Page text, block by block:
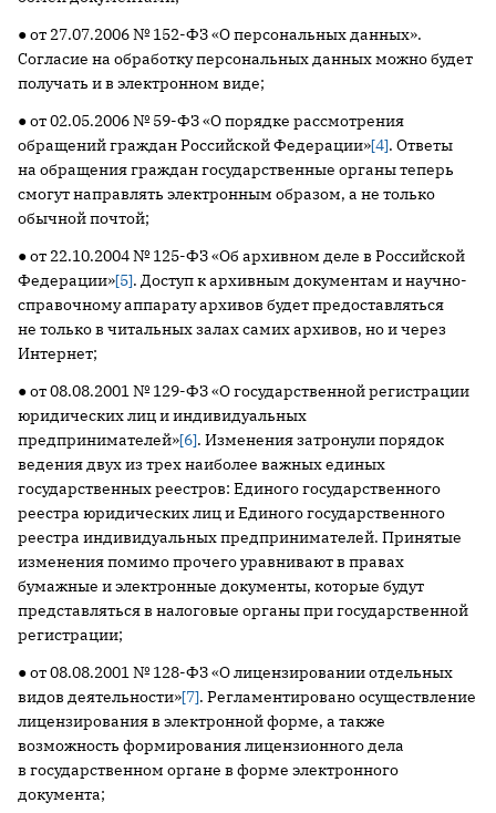
● от 27.07.2006 № 152-ФЗ «О персональных данных».
Согласие на обработку персональных данных можно будет
получать и в электронном виде;
● от 02.05.2006 № 59-ФЗ «О порядке рассмотрения
обращений граждан Российской Федерации»[4]. Ответы
на обращения граждан государственные органы теперь
смогут направлять электронным образом, а не только
обычной почтой;
● от 22.10.2004 № 125-ФЗ «Об архивном деле в Российской
Федерации»[5]. Доступ к архивным документам и научно-
справочному аппарату архивов будет предоставляться
не только в читальных залах самих архивов, но и через
Интернет;
● от 08.08.2001 № 129-ФЗ «О государственной регистрации
юридических лиц и индивидуальных
предпринимателей»[6]. Изменения затронули порядок
ведения двух из трех наиболее важных единых
государственных реестров: Единого государственного
реестра юридических лиц и Единого государственного
реестра индивидуальных предпринимателей. Принятые
изменения помимо прочего уравнивают в правах
бумажные и электронные документы, которые будут
представляться в налоговые органы при государственной
регистрации;
● от 08.08.2001 № 128-ФЗ «О лицензировании отдельных
видов деятельности»[7]. Регламентировано осуществление
лицензирования в электронной форме, а также
возможность формирования лицензионного дела
в государственном органе в форме электронного
документа;